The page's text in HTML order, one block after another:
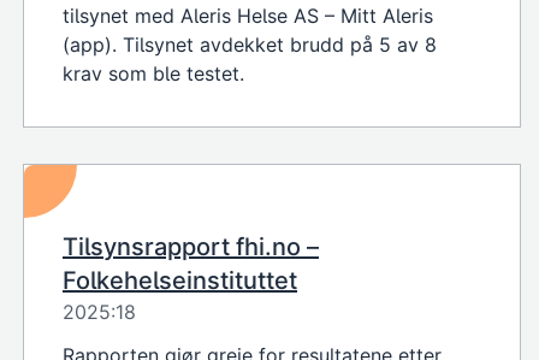
tilsynet med Aleris Helse AS – Mitt Aleris
(app). Tilsynet avdekket brudd på 5 av 8
krav som ble testet.
Tilsynsrapport fhi.no –
Folkehelseinstituttet
2025:18
Rapporten gjør greie for resultatene etter